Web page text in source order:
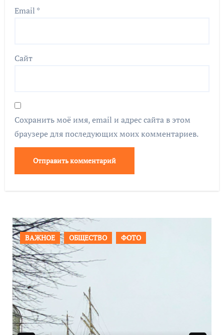
Email *
Сайт
Сохранить моё имя, email и адрес сайта в этом
браузере для последующих моих комментариев.
ФОТО ПРОИСШЕСТВИЯ